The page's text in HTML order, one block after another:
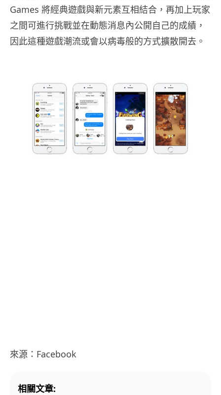
Games 將經典遊戲與新元素互相結合，再加上玩家
之間可進行挑戰並在動態消息內公開自己的成績，
因此這種遊戲潮流或會以病毒般的方式擴散開去。
來源：Facebook
相關文章: